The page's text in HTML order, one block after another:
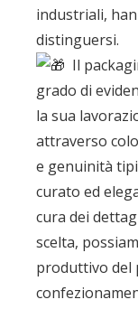
industriali,
distinguersi.
Il
grado di
la sua
attraverso
e genuinità
curato ed
cura dei
scelta,
produttivo del